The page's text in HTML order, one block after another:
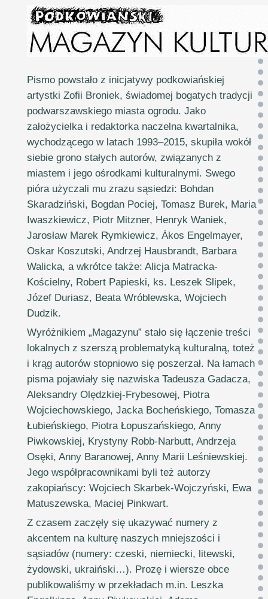
Pismo powstało z inicjatywy podkowiańskiej
artystki Zofii Broniek, świadomej bogatych tradycji
podwarszawskiego miasta ogrodu. Jako
założycielka i redaktorka naczelna kwartalnika,
wychodzącego w latach 1993–2015, skupiła wokół
siebie grono stałych autorów, związanych z
miastem i jego ośrodkami kulturalnymi. Swego
pióra użyczali mu zrazu sąsiedzi: Bohdan
Skaradziński, Bogdan Pociej, Tomasz Burek, Maria
Iwaszkiewicz, Piotr Mitzner, Henryk Waniek,
Jarosław Marek Rymkiewicz, Ákos Engelmayer,
Oskar Koszutski, Andrzej Hausbrandt, Barbara
Walicka, a wkrótce także: Alicja Matracka-
Kościelny, Robert Papieski, ks. Leszek Slipek,
Józef Duriasz, Beata Wróblewska, Wojciech
Dudzik.
Wyróżnikiem „Magazynu” stało się łączenie treści
lokalnych z szerszą problematyką kulturalną, toteż
i krąg autorów stopniowo się poszerzał. Na łamach
pisma pojawiały się nazwiska Tadeusza Gadacza,
Aleksandry Olędzkiej-Frybesowej, Piotra
Wojciechowskiego, Jacka Bocheńskiego, Tomasza
Łubieńskiego, Piotra Łopuszańskiego, Anny
Piwkowskiej, Krystyny Robb-Narbutt, Andrzeja
Osęki, Anny Baranowej, Anny Marii Leśniewskiej.
Jego współpracownikami byli też autorzy
zakopiańscy: Wojciech Skarbek-Wojczyński, Ewa
Matuszewska, Maciej Pinkwart.
Z czasem zaczęły się ukazywać numery z
akcentem na kulturę naszych mniejszości i
sąsiadów (numery: czeski, niemiecki, litewski,
żydowski, ukraiński…). Prozę i wiersze obce
publikowaliśmy w przekładach m.in. Leszka